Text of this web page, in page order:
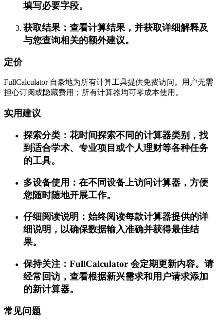
填写必要字段。
获取结果：查看计算结果，并获取详细解释及
与您查询相关的额外建议。
定价
FullCalculator 自豪地为所有计算工具提供免费访问。用户无需
担心订阅或隐藏费用；所有计算器均可零成本使用。
实用建议
探索分类：花时间探索不同的计算器类别，找
到适合学术、专业项目或个人理财等各种任务
的工具。
多设备使用：在不同设备上访问计算器，方便
您随时随地开展工作。
仔细阅读说明：始终阅读每款计算器提供的详
细说明，以确保数据输入准确并获得最佳结
果。
保持关注：FullCalculator 会定期更新内容。请
经常回访，查看根据新兴需求和用户请求添加
的新计算器。
常见问题